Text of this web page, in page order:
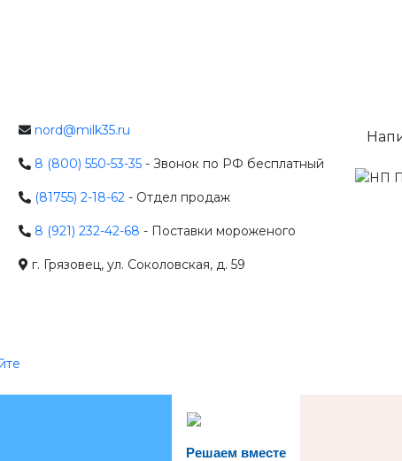
nord@milk35.ru
8 (800) 550-53-35 - Звонок по РФ бесплатный
(81755) 2-18-62 - Отдел продаж
8 (921) 232-42-68 - Поставки мороженого
г. Грязовец, ул. Соколовская, д. 59
Решаем вместе